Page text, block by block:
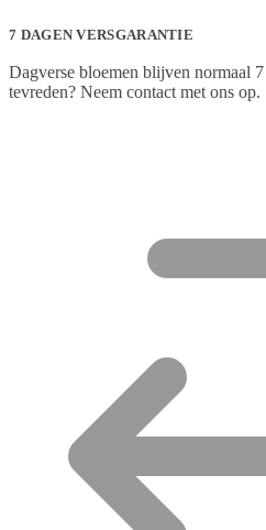
7 DAGEN VERSGARANTIE
Dagverse bloemen blijven normaal
tevreden? Neem contact met ons op.